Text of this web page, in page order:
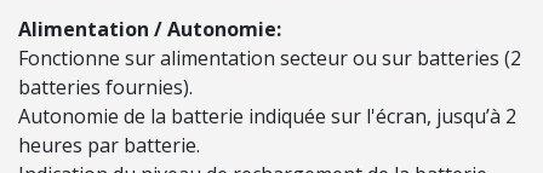
F
Q
U
Alimentation / Autonomie:
Fonctionne sur alimentation secteur ou sur batteries (2
batteries fournies).
Autonomie de la batterie indiquée sur l'écran, jusqu’à 2
heures par batterie.